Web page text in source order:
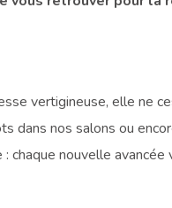
vertigineuse, elle ne
dans nos salons ou
chaque nouvelle